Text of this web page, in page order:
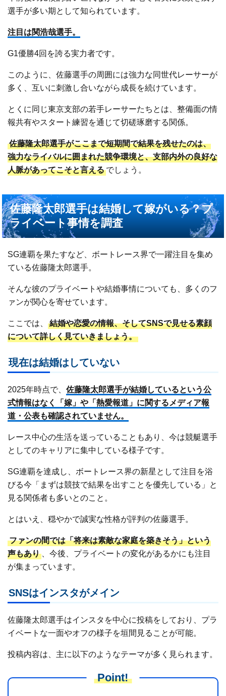
選手が多い期として知られています。
注目は関浩哉選手。
G1優勝4回を誇る実力者です。
このように、佐藤選手の周囲には強力な同世代レーサーが
多く、互いに刺激し合いながら成長を続けています。
とくに同じ東京支部の若手レーサーたちとは、整備面の情
報共有やスタート練習を通じて切磋琢磨する関係。
佐藤隆太郎選手がここまで短期間で結果を残せたのは、
強力なライバルに囲まれた競争環境と、支部内外の良好な
人脈があってこそと言える でしょう。
佐藤隆太郎選手は結婚して嫁がいる？プ
ライベート事情を調査
SG連覇を果たすなど、ボートレース界で一躍注目を集め
ている佐藤隆太郎選手。
そんな彼のプライベートや結婚事情についても、多くのフ
ァンが関心を寄せています。
ここでは、結婚や恋愛の情報、そしてSNSで見せる素顔
について詳しく見ていきましょう。
現在は結婚はしていない
2025年時点で、佐藤隆太郎選手が結婚しているという公
式情報はなく「嫁」や「熱愛報道」に関するメディア報
道・公表も確認されていません。
レース中心の生活を送っていることもあり、今は競艇選手
としてのキャリアに集中している様子です。
SG連覇を達成し、ボートレース界の新星として注目を浴
びる今「まずは競技で結果を出すことを優先している」と
見る関係者も多いとのこと。
とはいえ、穏やかで誠実な性格が評判の佐藤選手。
ファンの間では「将来は素敵な家庭を築きそう」という
声もあり
、今後、プライベートの変化があるかにも注目
が集まっています。
SNSはインスタがメイン
佐藤隆太郎選手はインスタを中心に投稿をしており、プラ
イベートな一面やオフの様子を垣間見ることが可能。
投稿内容は、主に以下のようなテーマが多く見られます。
Point!